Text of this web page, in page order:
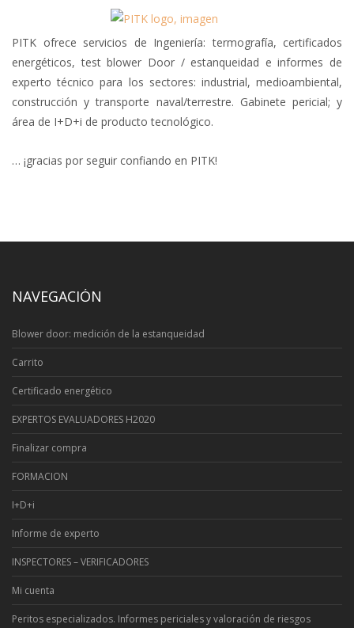
PITK ofrece servicios de Ingeniería: termografía, certificados
energéticos, test blower Door / estanqueidad e informes de
experto técnico para los sectores: industrial, medioambiental,
construcción y transporte naval/terrestre. Gabinete pericial; y
área de I+D+i de producto tecnológico.
… ¡gracias por seguir confiando en PITK!
NAVEGACIÓN
Blower door: medición de la estanqueidad
Carrito
Certificado energético
EXPERTOS EVALUADORES H2020
Finalizar compra
FORMACION
I+D+i
Informe de experto
INSPECTORES – VERIFICADORES
Mi cuenta
Peritos especializados. Informes periciales y valoración de riesgos